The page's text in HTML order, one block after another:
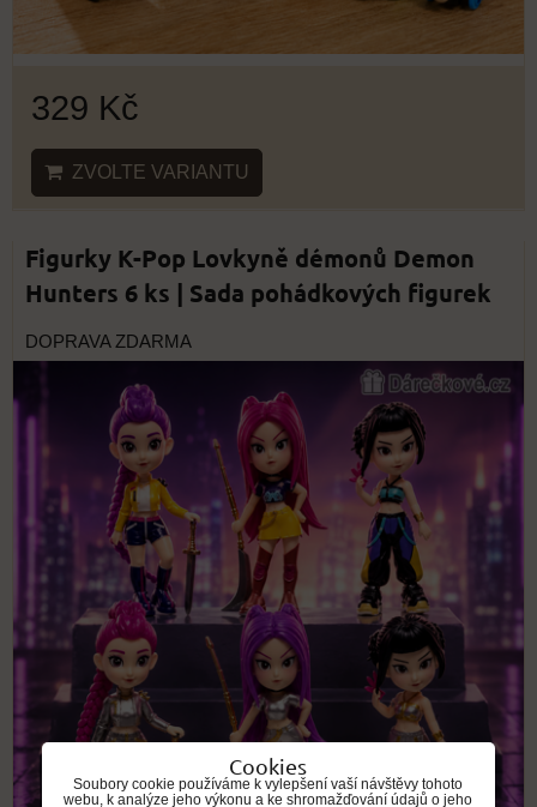
329 Kč
ZVOLTE VARIANTU
Figurky K-Pop Lovkyně démonů Demon
Hunters 6 ks | Sada pohádkových figurek
DOPRAVA ZDARMA
Cookies
Soubory cookie používáme k vylepšení vaší návštěvy tohoto
webu, k analýze jeho výkonu a ke shromažďování údajů o jeho